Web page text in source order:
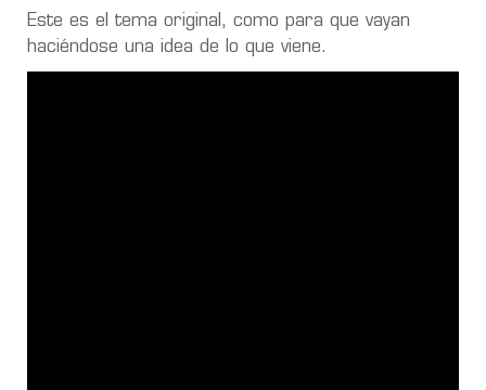
Este es el tema original, como para que vayan
haciéndose una idea de lo que viene.